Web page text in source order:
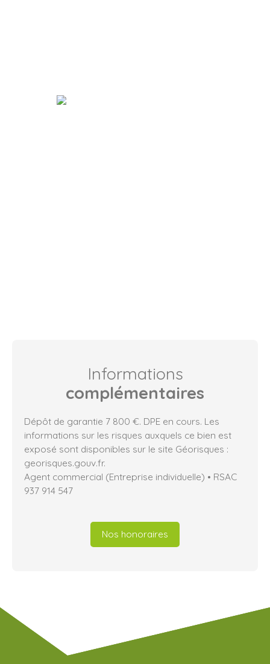
Informations
complémentaires
Dépôt de garantie 7 800 €. DPE en cours. Les
informations sur les risques auxquels ce bien est
exposé sont disponibles sur le site Géorisques :
georisques.gouv.fr.
Agent commercial (Entreprise individuelle) • RSAC
937 914 547
Nos honoraires